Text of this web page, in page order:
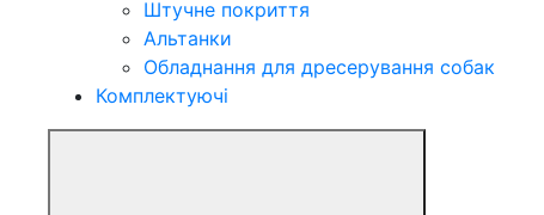
Штучне покриття
Альтанки
Обладнання для дресерування собак
Комплектуючі